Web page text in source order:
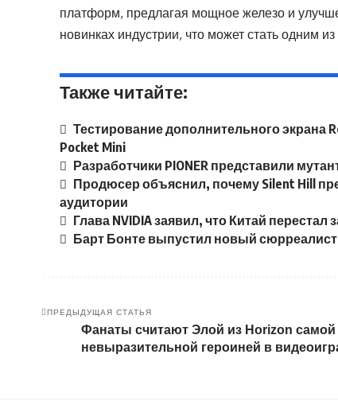
платформ, предлагая мощное железо и
новинках индустрии, что может стать одним
Также читайте:
Тестирование дополнительного экрана
Pocket Mini
Разработчики PIONER представили
Продюсер объяснил, почему Silent Hill
аудитории
Глава NVIDIA заявил, что Китай
Барт Бонте выпустил новый
ПРЕДЫДУЩАЯ СТАТЬЯ
Фанаты считают Элой из Horizon самой
невыразительной героиней в